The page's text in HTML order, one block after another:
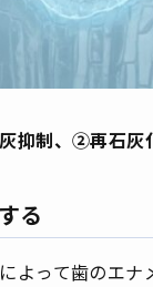
抑制、②再石
る
よって歯のエ